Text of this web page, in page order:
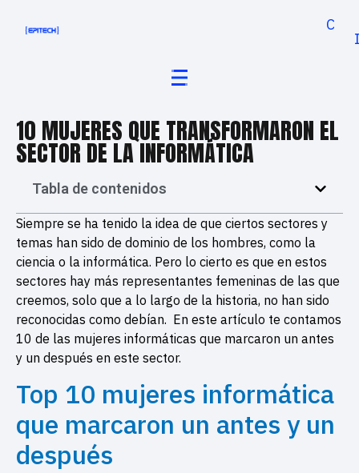
10 MUJERES QUE TRANSFORMARON EL
SECTOR DE LA INFORMÁTICA
Tabla de contenidos
Siempre se ha tenido la idea de que ciertos sectores y
temas han sido de dominio de los hombres, como la
ciencia o la informática. Pero lo cierto es que en estos
sectores hay más representantes femeninas de las que
creemos, solo que a lo largo de la historia, no han sido
reconocidas como debían. En este artículo te contamos
10 de las mujeres informáticas que marcaron un antes
y un después en este sector.
Top 10 mujeres informática
que marcaron un antes y un
después